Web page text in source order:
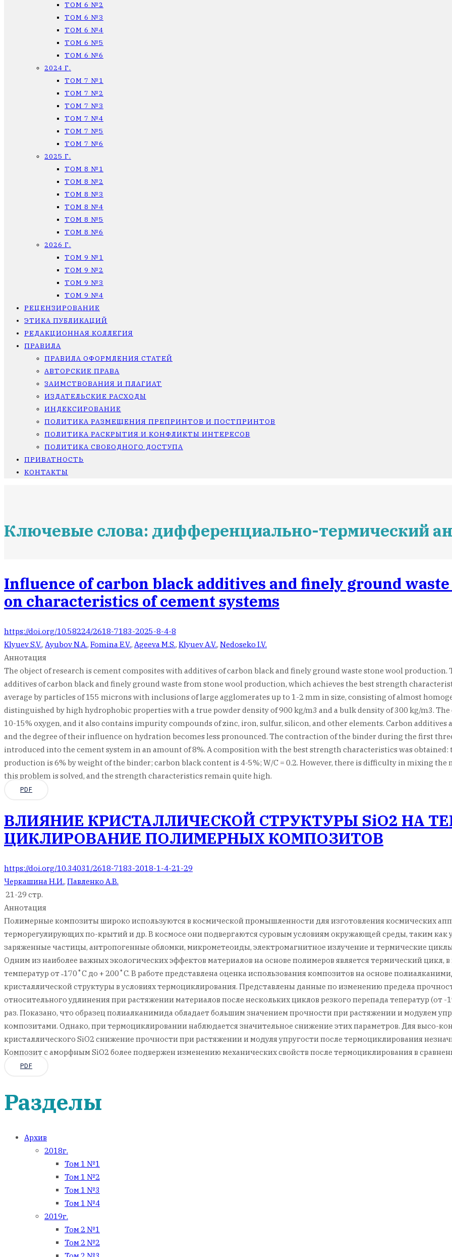
ТОМ 6 №2
ТОМ 6 №3
ТОМ 6 №4
ТОМ 6 №5
ТОМ 6 №6
2024 Г.
ТОМ 7 №1
ТОМ 7 №2
ТОМ 7 №3
ТОМ 7 №4
ТОМ 7 №5
ТОМ 7 №6
2025 Г.
ТОМ 8 №1
ТОМ 8 №2
ТОМ 8 №3
ТОМ 8 №4
ТОМ 8 №5
ТОМ 8 №6
2026 Г.
ТОМ 9 №1
ТОМ 9 №2
ТОМ 9 №3
ТОМ 9 №4
РЕЦЕНЗИРОВАНИЕ
ЭТИКА ПУБЛИКАЦИЙ
РЕДАКЦИОННАЯ КОЛЛЕГИЯ
ПРАВИЛА
ПРАВИЛА ОФОРМЛЕНИЯ СТАТЕЙ
АВТОРСКИЕ ПРАВА
ЗАИМСТВОВАНИЯ И ПЛАГИАТ
ИЗДАТЕЛЬСКИЕ РАСХОДЫ
ИНДЕКСИРОВАНИЕ
ПОЛИТИКА РАЗМЕЩЕНИЯ ПРЕПРИНТОВ И ПОСТПРИНТОВ
ПОЛИТИКА РАСКРЫТИЯ И КОНФЛИКТЫ ИНТЕРЕСОВ
ПОЛИТИКА СВОБОДНОГО ДОСТУПА
ПРИВАТНОСТЬ
КОНТАКТЫ
Ключевые слова: дифференциально-термический
Influence of carbon black additives and finely ground
on characteristics of cement systems
https://doi.org/10.58224/2618-7183-2025-8-4-8
Klyuev S.V., Ayubov N.A., Fomina E.V., Ageeva M.S., Klyuev A.V., Nedoseko I.V.
Аннотация
The object of research is cement composites with additives of carbon black and finely ground waste stone wool
additives of carbon black and finely ground waste from stone wool production, which achieves the best strength
average by particles of 155 microns with inclusions of large agglomerates up to 1-2 mm in size, consisting of almost
distinguished by high hydrophobic properties with a true powder density of 900 kg/m3 and a bulk density of 300 kg/m3.
10-15% oxygen, and it also contains impurity compounds of zinc, iron, sulfur, silicon, and other elements. Carbon
and the degree of their influence on hydration becomes less pronounced. The contraction of the binder during the first
introduced into the cement system in an amount of 8%. A composition with the best strength characteristics was
production is 6% by weight of the binder; carbon black content is 4-5%; W/C = 0.2. However, there is difficulty in mixing the
this problem is solved, and the strength characteristics remain quite high.
PDF
ВЛИЯНИЕ КРИСТАЛЛИЧЕСКОЙ СТРУКТУРЫ SiO2 НА
ЦИКЛИРОВАНИЕ ПОЛИМЕРНЫХ КОМПОЗИТОВ
https://doi.org/10.34031/2618-7183-2018-1-4-21-29
Черкашина Н.И., Павленко А.В.
21-29 стр.
Аннотация
Полимерные композиты широко используются в космической промышленности для изготовления космических
терморегулирующих по-крытий и др. В космосе они подвергаются суровым условиям окружающей среды, таким как
заряженные частицы, антропогенные обломки, микрометеоиды, электромагнитное излучение и термические
Одним из наиболее важных экологических эффектов материалов на основе полимеров является термический цикл,
температур от ˗170˚C до + 200˚C. В работе представлена оценка использования композитов на основе
кристаллической структуры в условиях термоциклирования. Представлены данные по изменению предела
относительного удлинения при растяжении материалов после нескольких циклов резкого перепада теператур (от -
раз. Показано, что образец полиалканимида обладает большим значением прочности при растяжении и модулем
композитами. Однако, при термоциклировании наблюдается значительное снижение этих параметров. Для высо-
кристаллического SiO2 снижение прочности при растяжении и модуля упругости после термоциклирования
Композит с аморфным SiO2 более подвержен изменению механических свойств после термоциклирования в
PDF
Разделы
Архив
2018г.
Том 1 №1
Том 1 №2
Том 1 №3
Том 1 №4
2019г.
Том 2 №1
Том 2 №2